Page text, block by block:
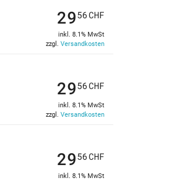
2956CHF
inkl. 8.1% MwSt
zzgl. Versandkosten
2956CHF
inkl. 8.1% MwSt
zzgl. Versandkosten
2956CHF
inkl. 8.1% MwSt